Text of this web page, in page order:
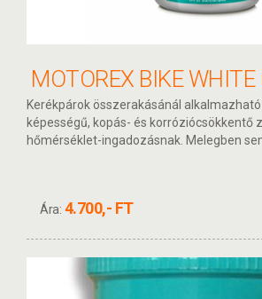
Kerékpárok összerakásánál
képességű, kopás- és korróziócsökkentő
hőmérséklet-ingadozásnak. Melegben
Ára: 4.700,- FT